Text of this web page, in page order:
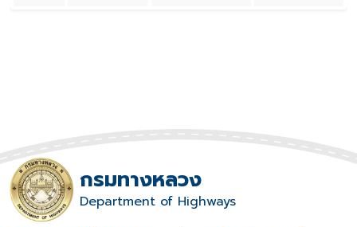
กรมทางหลวง
Department of Highways